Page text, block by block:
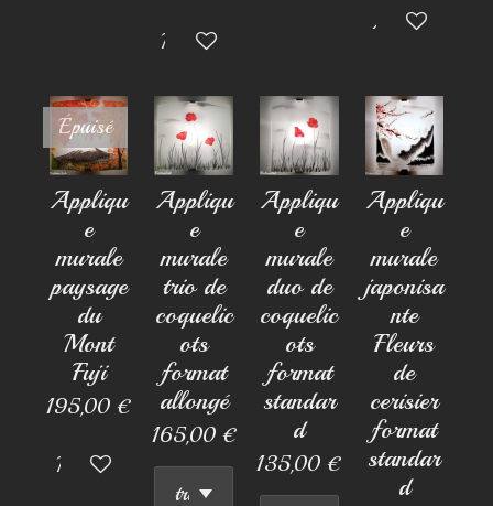
M'avertir si disponible
Ajouter au
Épuisé
Appliqu
e
murale
paysage
du
Mont
Fuji
195,00 €
M'avertir si disponible
Appliqu
e
murale
trio de
coquelic
ots
format
allongé
165,00 €
Appliqu
e
murale
duo de
coquelic
ots
format
standar
d
135,00 €
Appliqu
e
murale
japonisa
nte
Fleurs
de
cerisier
format
standar
d